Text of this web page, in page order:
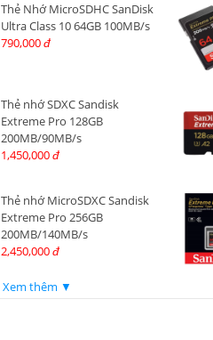
Thẻ Nhớ MicroSDHC SanDisk
Ultra Class 10 64GB 100MB/s
790,000 đ
Thẻ nhớ SDXC Sandisk
Extreme Pro 128GB
200MB/90MB/s
1,450,000 đ
Thẻ nhớ MicroSDXC Sandisk
Extreme Pro 256GB
200MB/140MB/s
2,450,000 đ
Xem thêm ▼